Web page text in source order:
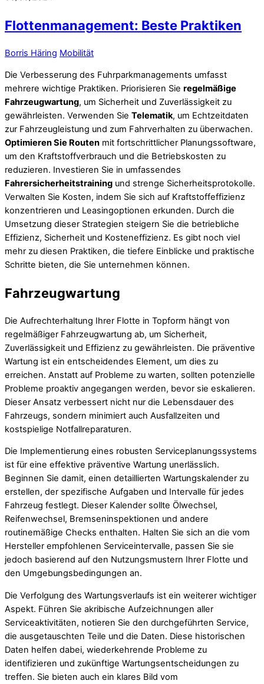
Flottenmanagement: Beste Praktiken
Borris Häring Mobilität
Die Verbesserung des Fuhrparkmanagements umfasst
mehrere wichtige Praktiken. Priorisieren Sie regelmäßige
Fahrzeugwartung, um Sicherheit und Zuverlässigkeit zu
gewährleisten. Verwenden Sie Telematik, um Echtzeitdaten
zur Fahrzeugleistung und zum Fahrverhalten zu überwachen.
Optimieren Sie Routen mit fortschrittlicher Planungssoftware,
um den Kraftstoffverbrauch und die Betriebskosten zu
reduzieren. Investieren Sie in umfassendes
Fahrersicherheitstraining und strenge Sicherheitsprotokolle.
Verwalten Sie Kosten, indem Sie sich auf Kraftstoffeffizienz
konzentrieren und Leasingoptionen erkunden. Durch die
Umsetzung dieser Strategien steigern Sie die betriebliche
Effizienz, Sicherheit und Kosteneffizienz. Es gibt noch viel
mehr zu diesen Praktiken, die tiefere Einblicke und praktische
Schritte bieten, die Sie unternehmen können.
Fahrzeugwartung
Die Aufrechterhaltung Ihrer Flotte in Topform hängt von
regelmäßiger Fahrzeugwartung ab, um Sicherheit,
Zuverlässigkeit und Effizienz zu gewährleisten. Die präventive
Wartung ist ein entscheidendes Element, um dies zu
erreichen. Anstatt auf Probleme zu warten, sollten potenzielle
Probleme proaktiv angegangen werden, bevor sie eskalieren.
Dieser Ansatz verbessert nicht nur die Lebensdauer des
Fahrzeugs, sondern minimiert auch Ausfallzeiten und
kostspielige Notfallreparaturen.
Die Implementierung eines robusten Serviceplanungssystems
ist für eine effektive präventive Wartung unerlässlich.
Beginnen Sie damit, einen detaillierten Wartungskalender zu
erstellen, der spezifische Aufgaben und Intervalle für jedes
Fahrzeug festlegt. Dieser Kalender sollte Ölwechsel,
Reifenwechsel, Bremseninspektionen und andere
routinemäßige Checks enthalten. Halten Sie sich an die vom
Hersteller empfohlenen Serviceintervalle, passen Sie sie
jedoch basierend auf den Nutzungsmustern Ihrer Flotte und
den Umgebungsbedingungen an.
Die Verfolgung des Wartungsverlaufs ist ein weiterer wichtiger
Aspekt. Führen Sie akribische Aufzeichnungen aller
Serviceaktivitäten, notieren Sie den durchgeführten Service,
die ausgetauschten Teile und die Daten. Diese historischen
Daten helfen dabei, wiederkehrende Probleme zu
identifizieren und zukünftige Wartungsentscheidungen zu
treffen. Sie bieten auch ein klares Bild vom